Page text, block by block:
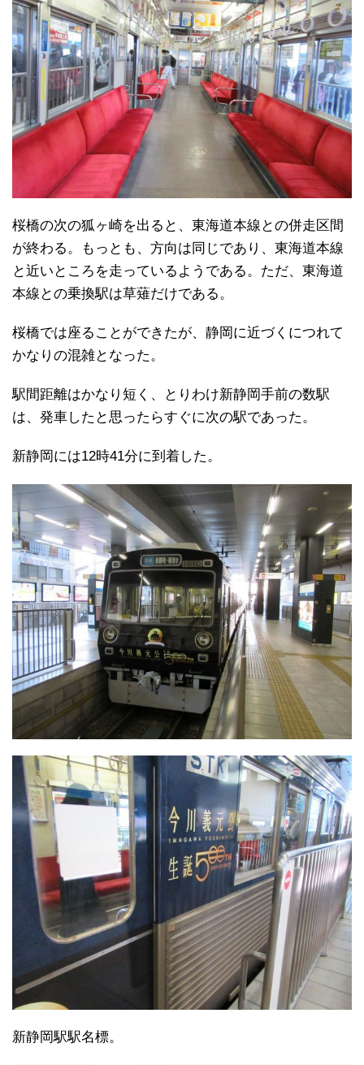
桜橋の次の狐ヶ崎を出ると、東海道本線との併走区間
が終わる。もっとも、方向は同じであり、東海道本線
と近いところを走っているようである。ただ、東海道
本線との乗換駅は草薙だけである。
桜橋では座ることができたが、静岡に近づくにつれて
かなりの混雑となった。
駅間距離はかなり短く、とりわけ新静岡手前の数駅
は、発車したと思ったらすぐに次の駅であった。
新静岡には12時41分に到着した。
新静岡駅駅名標。